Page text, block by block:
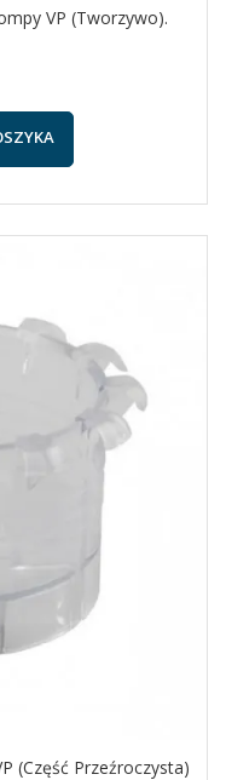
VP (tworzywo).
(część Przeźroczysta)